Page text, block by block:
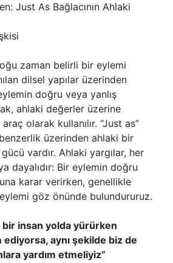
Just As Bağlacının Ahlaki
zaman belirli bir eylemi
dilsel yapılar üzerinden
doğru veya yanlış
ahlaki değerler üzerine
olarak kullanılır. “Just as”
üzerinden ahlaki bir
vardır. Ahlaki yargılar, her
dayalıdır: Bir eylemin doğru
karar verirken, genellikle
göz önünde bulundururuz.
bir insan yolda yürürken
ediyorsa, aynı şekilde biz de
yardım etmeliyiz”